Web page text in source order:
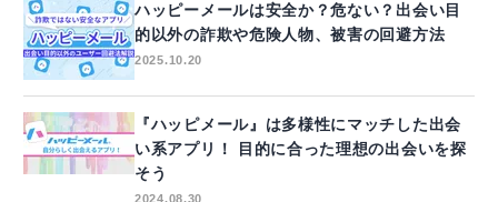
ハッピーメールは安全か？危ない？出会い目
的以外の詐欺や危険人物、被害の回避方法
2025.10.20
『ハッピメール』は多様性にマッチした出会
い系アプリ！ 目的に合った理想の出会いを探
そう
2024.08.30